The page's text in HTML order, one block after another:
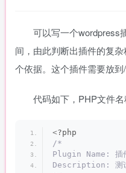
可以写一个wordpress
间，由此判断出插件的复
个依据。这个插件需要放到
代码如下，PHP文件名
<?php
/*
Plugin Name: 插
Description: 测试